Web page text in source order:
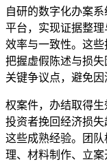
自研的数字化办案
平台，实现证据整
效率与一致性。这
把握虚假陈述与损
关键争议点，避免因
权案件，办结取得
投资者挽回经济损
这些成熟经验。团
理、材料制作、立